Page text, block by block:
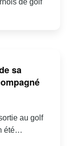
de golf
sa
au golf
été…